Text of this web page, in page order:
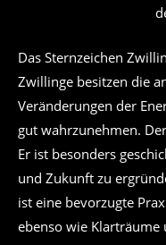
Das Sternzeichen
Zwillinge besitzen die
Veränderungen der
gut wahrzunehmen.
Er ist besonders
und Zukunft zu
ist eine bevorzugte
ebenso wie